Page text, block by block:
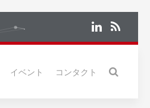
イベント コンタクト